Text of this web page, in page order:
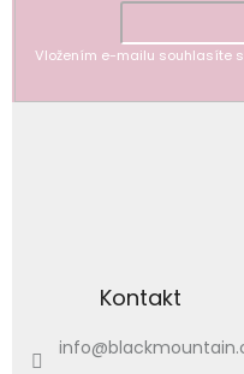
Vložením e-mailu souhlasíte s
Kontakt
info@